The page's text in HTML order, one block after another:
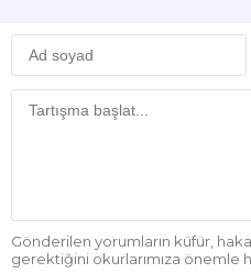
Gönderilen yorumların küfür,
gerektiğini okurlarımıza önemle